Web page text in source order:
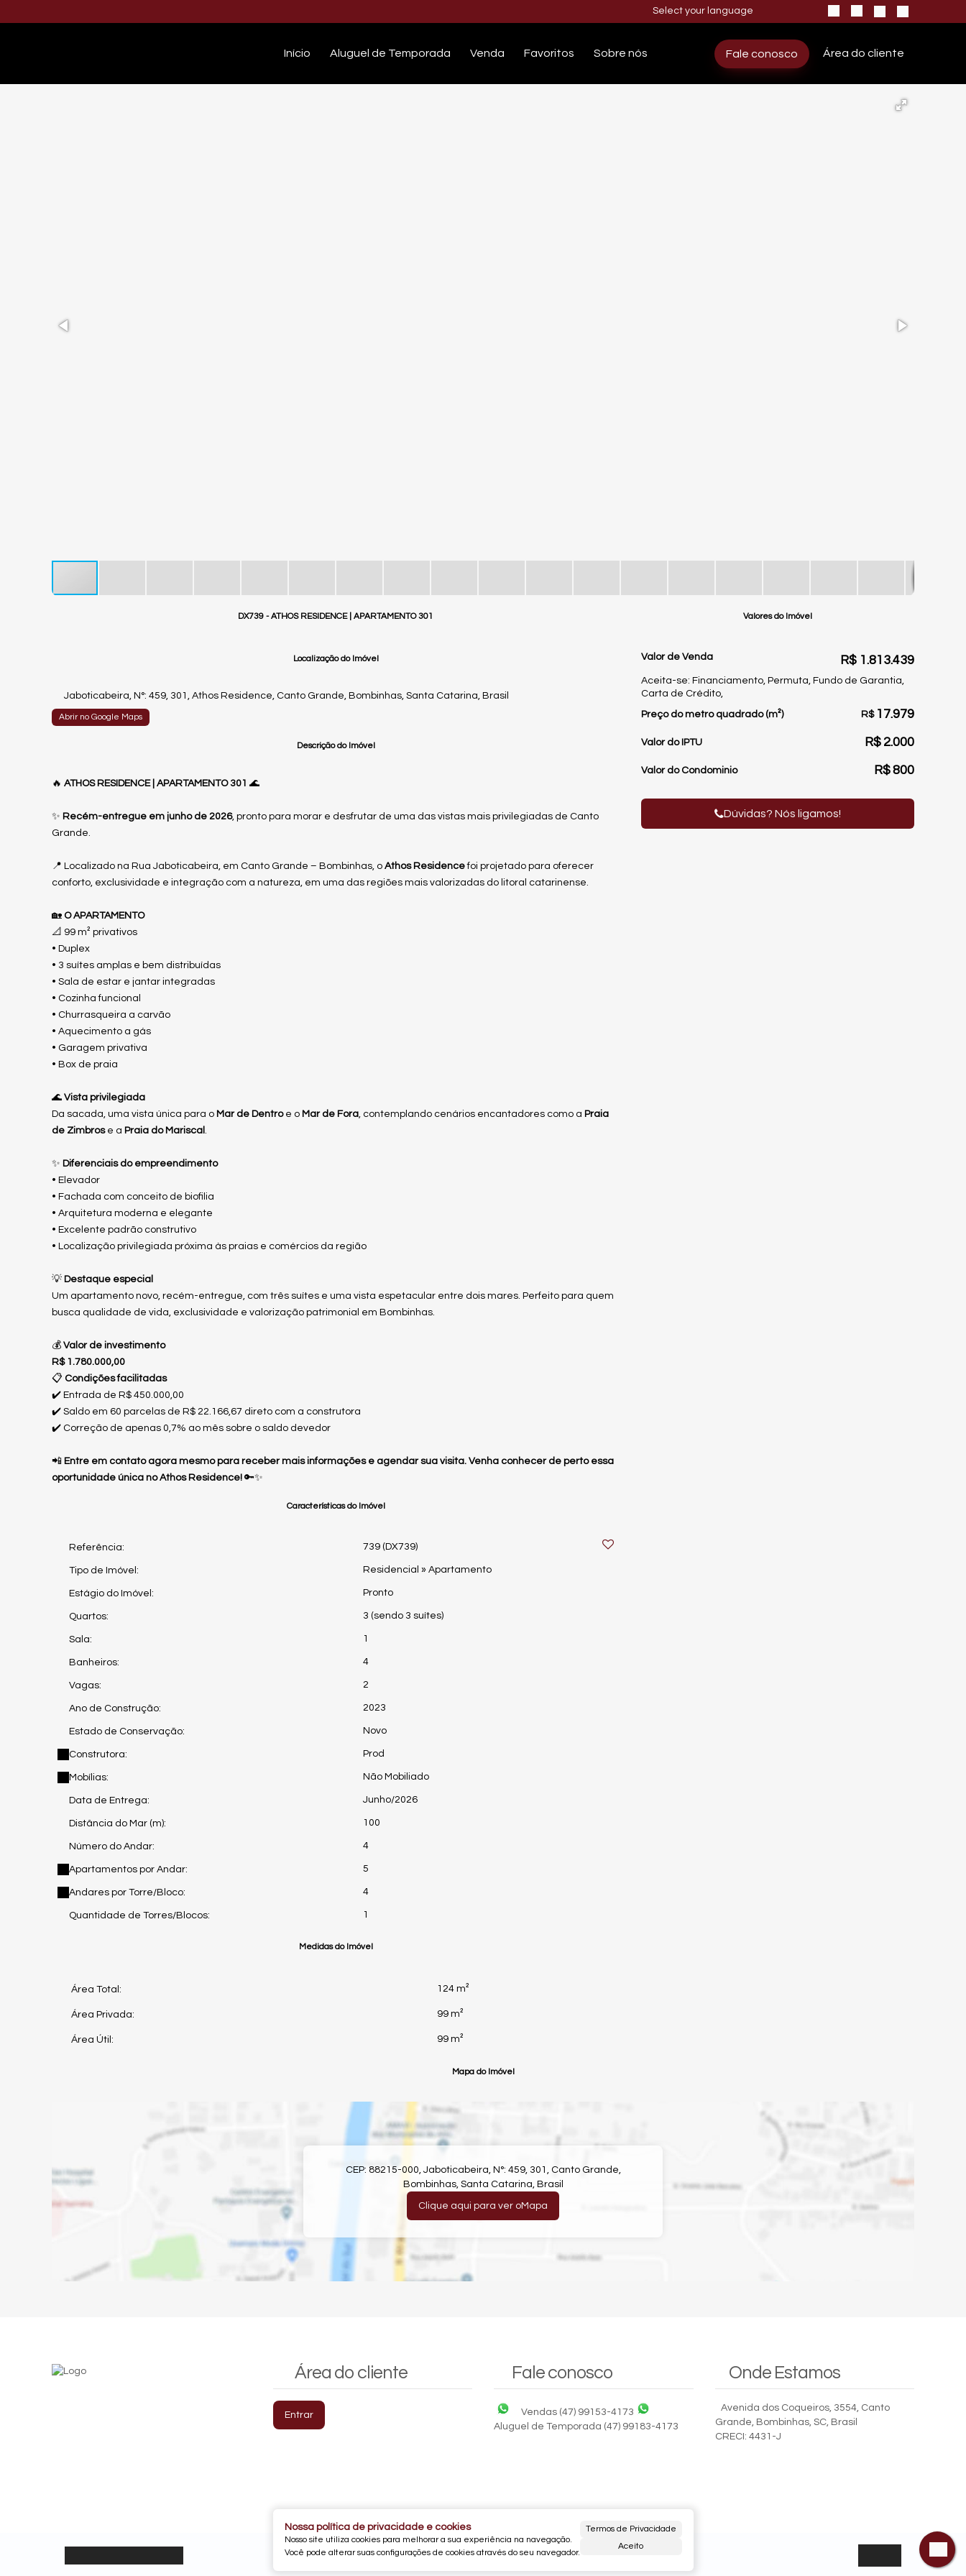
Área do cliente
Fale conosco
Sobre nós
Favoritos
Venda
Aluguel de Temporada
Início
Nossa política de privacidade e cookies
Nosso site utiliza cookies para melhorar a sua experiência na navegação.
Você pode alterar suas configurações de cookies através do seu navegador.
Termos de Privacidade
Aceito
DX739 - ATHOS RESIDENCE | APARTAMENTO 301
Localização do Imóvel
Jaboticabeira, N°: 459, 301 , Athos Residence, Canto Grande, Bombinhas, Santa Catarina, Brasil
Abrir no Google Maps
Descrição do Imóvel
🔥 ATHOS RESIDENCE | APARTAMENTO 301 🌊
✨ Recém-entregue em junho de 2026, pronto para morar e desfrutar de uma das vistas mais privilegiadas de Canto
Grande.
📍 Localizado na Rua Jaboticabeira, em Canto Grande – Bombinhas, o Athos Residencefoi projetado para oferecer
conforto, exclusividade e integração com a natureza, em uma das regiões mais valorizadas do litoral catarinense.
🏡 O APARTAMENTO
📐 99 m² privativos
• Duplex
• 3 suítes amplas e bem distribuídas
• Sala de estar e jantar integradas
• Cozinha funcional
• Churrasqueira a carvão
• Aquecimento a gás
• Garagem privativa
• Box de praia
🌊 Vista privilegiada
Da sacada, uma vista única para o Mar de Dentroe o Mar de Fora, contemplando cenários encantadores como a Praia
de Zimbrose a Praia do Mariscal .
✨ Diferenciais do empreendimento
• Elevador
• Fachada com conceito de biofilia
• Arquitetura moderna e elegante
• Excelente padrão construtivo
• Localização privilegiada próxima às praias e comércios da região
💡 Destaque especial
Um apartamento novo, recém-entregue, com três suítes e uma vista espetacular entre dois mares. Perfeito para quem
busca qualidade de vida, exclusividade e valorização patrimonial em Bombinhas.
💰 Valor de investimento
R$ 1.780.000,00
📋 Condições facilitadas
✔️ Entrada de R$ 450.000,00
✔️ Saldo em 60 parcelas de R$ 22.166,67 direto com a construtora
✔️ Correção de apenas 0,7% ao mês sobre o saldo devedor
📲 Entre em contato agora mesmo para receber mais informações e agendar sua visita. Venha conhecer de perto essa
oportunidade única no Athos Residence! 🔑✨
Características do Imóvel
Referência: 739 (DX739)
Tipo de Imóvel: Residencial » Apartamento
Estágio do Imóvel: Pronto
Quartos: 3 (sendo 3 suítes)
Sala: 1
Banheiros: 4
Vagas: 2
Ano de Construção: 2023
Estado de Conservação: Novo
Construtora: Prod
Mobílias: Não Mobiliado
Data de Entrega: Junho/2026
Distância do Mar (m): 100
Número do Andar: 4
Apartamentos por Andar: 5
Andares por Torre/Bloco: 4
Quantidade de Torres/Blocos: 1
Medidas do Imóvel
Área Total: 124 m²
Área Privada: 99 m²
Área Útil: 99 m²
Valores do Imóvel
R$ 1.813.439
Valor de Venda
Aceita-se: Financiamento, Permuta, Fundo de Garantia,
Carta de Crédito,
Preço do metro quadrado (m²) R$ 17.979
Valor do IPTU R$ 2.000
Valor do Condominio R$800
Dúvidas? Nós ligamos!
Mapa do Imóvel
CEP: 88215-000, Jaboticabeira, N°: 459, 301 , Canto Grande,
Bombinhas, Santa Catarina, Brasil
Clique aqui para ver oMapa
Área do cliente
Entrar
Fale conosco
Vendas (47) 99153-4173
Aluguel de Temporada (47) 99183-4173
Onde Estamos
Avenida dos Coqueiros, 3554, Canto
Grande, Bombinhas, SC, Brasil
CRECI: 4431-J